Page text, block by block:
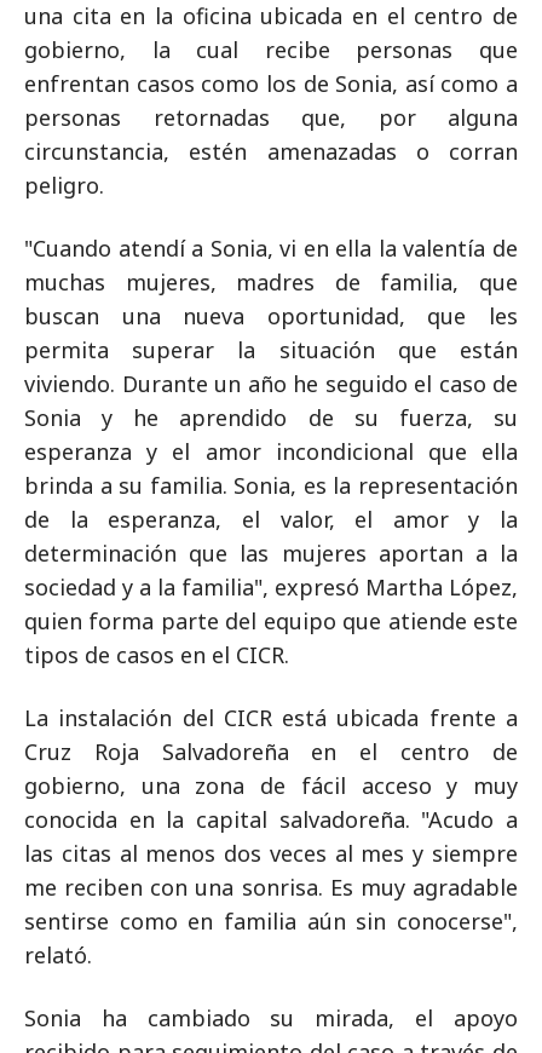
una cita en la oficina ubicada en el centro de
gobierno, la cual recibe personas que
enfrentan casos como los de Sonia, así como a
personas retornadas que, por alguna
circunstancia, estén amenazadas o corran
peligro.
"Cuando atendí a Sonia, vi en ella la valentía de
muchas mujeres, madres de familia, que
buscan una nueva oportunidad, que les
permita superar la situación que están
viviendo. Durante un año he seguido el caso de
Sonia y he aprendido de su fuerza, su
esperanza y el amor incondicional que ella
brinda a su familia. Sonia, es la representación
de la esperanza, el valor, el amor y la
determinación que las mujeres aportan a la
sociedad y a la familia", expresó Martha López,
quien forma parte del equipo que atiende este
tipos de casos en el CICR.
La instalación del CICR está ubicada frente a
Cruz Roja Salvadoreña en el centro de
gobierno, una zona de fácil acceso y muy
conocida en la capital salvadoreña. "Acudo a
las citas al menos dos veces al mes y siempre
me reciben con una sonrisa. Es muy agradable
sentirse como en familia aún sin conocerse",
relató.
Sonia ha cambiado su mirada, el apoyo